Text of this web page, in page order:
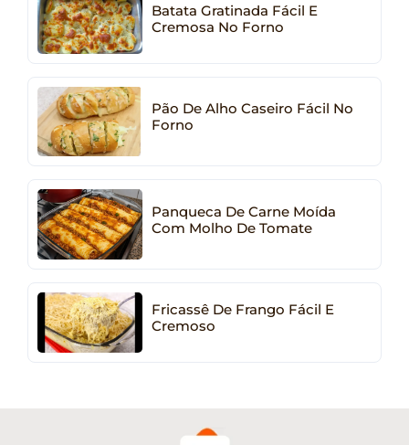
Batata Gratinada Fácil E
Cremosa No Forno
Pão De Alho Caseiro Fácil No
Forno
Panqueca De Carne Moída
Com Molho De Tomate
Fricassê De Frango Fácil E
Cremoso